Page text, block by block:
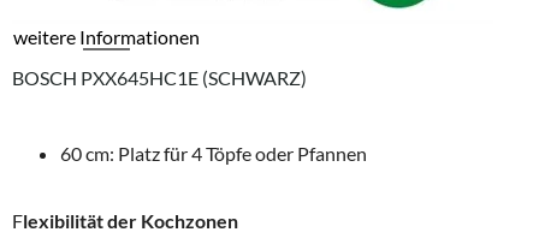
weitere Informationen
BOSCH PXX645HC1E (SCHWARZ)
60 cm: Platz für 4 Töpfe oder Pfannen
Flexibilität der Kochzonen